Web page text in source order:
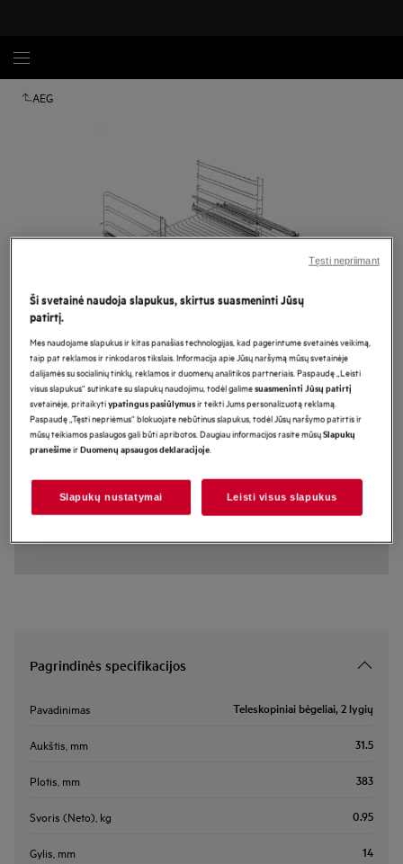
AEG
Spustelėkite, kad padidintumėte mastelį
TR2LV
Teleskopiniai bėgeliai, 2 lygių
Pagrindiniai privalumai
Mūsų teleskopinius bėgelius galima ištraukti ir užfiksuoti, kad būtų galima
Pagrindinės specifikacijos
Pavadinimas Teleskopiniai bėgeliai, 2 lygių
Aukštis, mm 31.5
Plotis, mm 383
Svoris (Neto), kg 0.95
Gylis, mm 14
Ši svetainė naudoja slapukus, skirtus suasmeninti Jūsų
patirtį.
Mes naudojame slapukus ir kitas panašias technologijas, kad pagerintume svetainės veikimą,
taip pat reklamos ir rinkodaros tikslais. Informacija apie Jūsų naršymą mūsų svetainėje
dalijamės su socialinių tinklų, reklamos ir duomenų analitikos partneriais. Paspaudę „Leisti
visus slapukus“ sutinkate su slapukų naudojimu, todėl galimesuasmeninti Jūsų patirtį
svetainėje, pritaikytiypatingus pasiūlymusir teikti Jums personalizuotą reklamą.
Paspaudę „Tęsti nepriėmus“ blokuojate nebūtinus slapukus, todėl Jūsų naršymo patirtis ir
mūsų teikiamos paslaugos gali būti apribotos. Daugiau informacijos rasite mūsųSlapukų
pranešimeirDuomenų apsaugos deklaracijoje.
Slapukų nustatymai Leisti visus slapukus
Tęsti nepriimant